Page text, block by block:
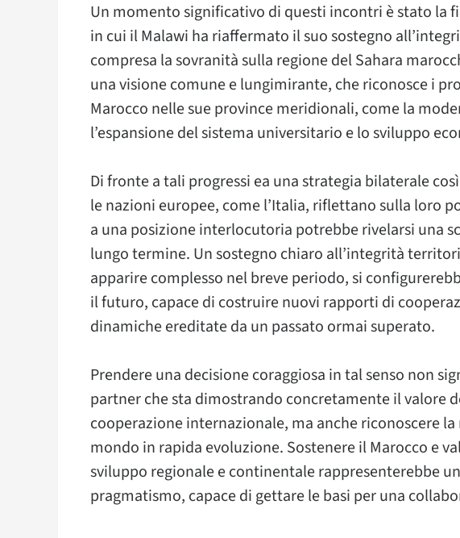
Un momento significativo di questi incontri è stato la
in cui il Malawi ha riaffermato il suo sostegno
compresa la sovranità sulla regione del Sahara
una visione comune e lungimirante, che riconosce i
Marocco nelle sue province meridionali, come la
l’espansione del sistema universitario e lo sviluppo
Di fronte a tali progressi ea una strategia bilaterale
le nazioni europee, come l’Italia, riflettano sulla loro
a una posizione interlocutoria potrebbe rivelarsi una
lungo termine. Un sostegno chiaro all’integrità
apparire complesso nel breve periodo, si
il futuro, capace di costruire nuovi rapporti di
dinamiche ereditate da un passato ormai superato.
Prendere una decisione coraggiosa in tal senso non
partner che sta dimostrando concretamente il valore
cooperazione internazionale, ma anche riconoscere
mondo in rapida evoluzione. Sostenere il Marocco e
sviluppo regionale e continentale rappresenterebbe
pragmatismo, capace di gettare le basi per una